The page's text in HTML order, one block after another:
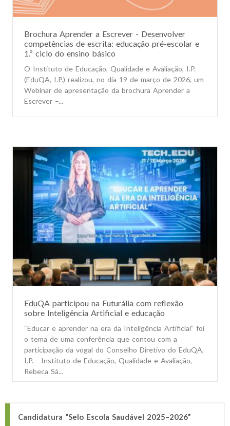
Brochura Aprender a Escrever - Desenvolver
competências de escrita: educação pré-escolar e
1.º ciclo do ensino básico
O Instituto de Educação, Qualidade e Avaliação, I.P.
(EduQA, I.P.) realizou, no dia 19 de março de 2026, um
Webinar de apresentação da brochura Aprender a
Escrever –...
EduQA participou na Futurália com reflexão
sobre Inteligência Artificial e educação
“Educar e aprender na era da Inteligência Artificial” foi
o tema de uma conferência que contou com a
participação da vogal do Conselho Diretivo do EduQA,
I.P. - Instituto de Educação, Qualidade e Avaliação,
Rebeca Sá...
Candidatura “Selo Escola Saudável 2025–2026”